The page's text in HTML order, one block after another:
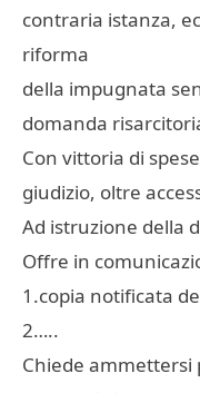
contraria istanza,
riforma
della impugnata
domanda
Con vittoria di
giudizio, oltre
Ad istruzione della
Offre in
1.copia notificata
2…..
Chiede ammettersi